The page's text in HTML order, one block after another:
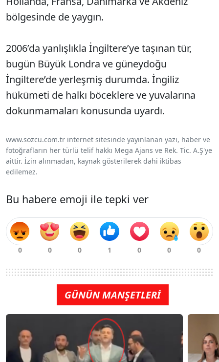
bölgesinde de yaygın.
2006’da yanlışlıkla İngiltere’ye taşınan tür,
bugün Büyük Londra ve güneydoğu
İngiltere’de yerleşmiş durumda. İngiliz
hükümeti de halkı böceklere ve yuvalarına
dokunmamaları konusunda uyardı.
www.sozcu.com.tr internet sitesinde yayınlanan yazı, haber ve
fotoğrafların her türlü telif hakkı Mega Ajans ve Rek. Tic. A.Ş'ye
aittir. İzin alınmadan, kaynak gösterilerek dahi iktibas
edilemez.
Bu habere emoji ile tepki ver
GÜNÜN MANŞETLERİ